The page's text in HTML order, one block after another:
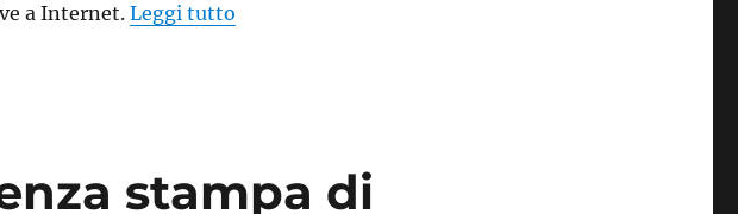
a Internet.Leggi tutto
stampa di